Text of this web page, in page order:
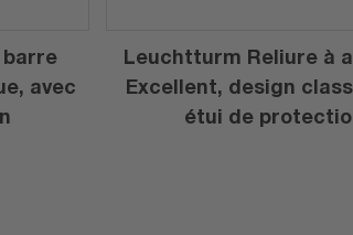
avec
Leuchtturm Reliure à
Excellent, design
étui de